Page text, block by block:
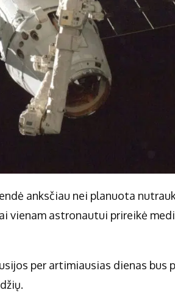
anksčiau nei planuota
vienam astronautui prireikė
per artimiausias dienas bus